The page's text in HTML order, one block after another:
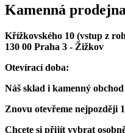
Kamenná
Křížkovského 10 (vstup z
130 00 Praha 3 - Žižkov
Otevírací doba:
Náš sklad i kamenný
Znovu otevřeme nejpozději
Chcete si přijít vybrat